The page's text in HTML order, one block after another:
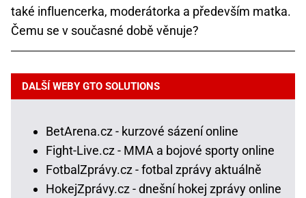
také influencerka, moderátorka a především matka.
Čemu se v současné době věnuje?
DALŠÍ WEBY GTO SOLUTIONS
BetArena.cz - kurzové sázení online
Fight-Live.cz - MMA a bojové sporty online
FotbalZprávy.cz - fotbal zprávy aktuálně
HokejZprávy.cz - dnešní hokej zprávy online